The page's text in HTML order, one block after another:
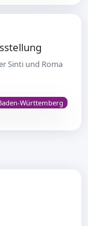
Sinti und Roma
Württemberg